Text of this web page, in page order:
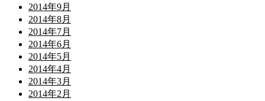
2014年9月
2014年8月
2014年7月
2014年6月
2014年5月
2014年4月
2014年3月
2014年2月